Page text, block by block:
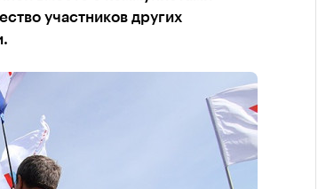
участников других